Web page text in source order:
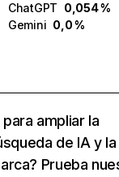
ChatGPT 0,054 %
Gemini 0,0 %
ampliar la
de IA y la
Prueba